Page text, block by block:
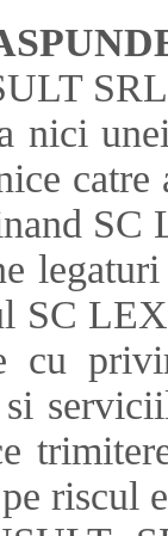
SRL
nici
catre
SC
cu
si
riscul